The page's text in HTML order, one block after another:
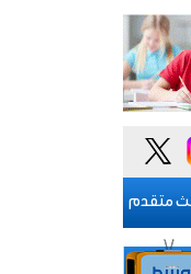
متقدم
أكثر مرونة